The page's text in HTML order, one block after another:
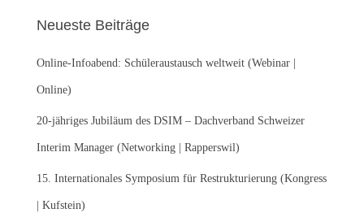
n
a
c
:
Neueste Beiträge
Online-Infoabend: Schüleraustausch weltweit (Webinar |
Online)
20-jähriges Jubiläum des DSIM – Dachverband Schweizer
Interim Manager (Networking | Rapperswil)
15. Internationales Symposium für Restrukturierung (Kongress
| Kufstein)